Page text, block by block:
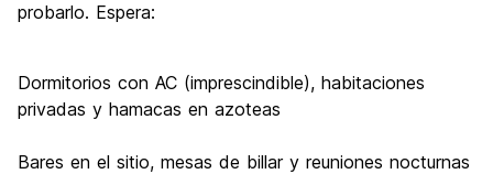
probarlo. Espera:
Dormitorios con AC (imprescindible), habitaciones
privadas y hamacas en azoteas
Bares en el sitio, mesas de billar y reuniones nocturnas